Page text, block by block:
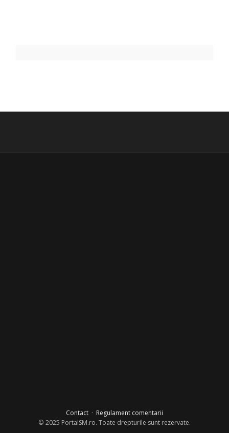
Contact· Regulament comentarii
© 2025 PortalSM.ro. Toate drepturile sunt rezervate.